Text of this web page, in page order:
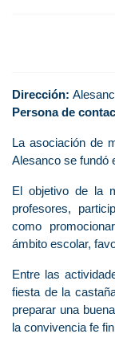
Dirección:
Persona de
La asociación de
Alesanco se fundó
El objetivo de la
profesores,
como
ámbito escolar,
Entre las
fiesta de la
preparar una
la convivencia fe